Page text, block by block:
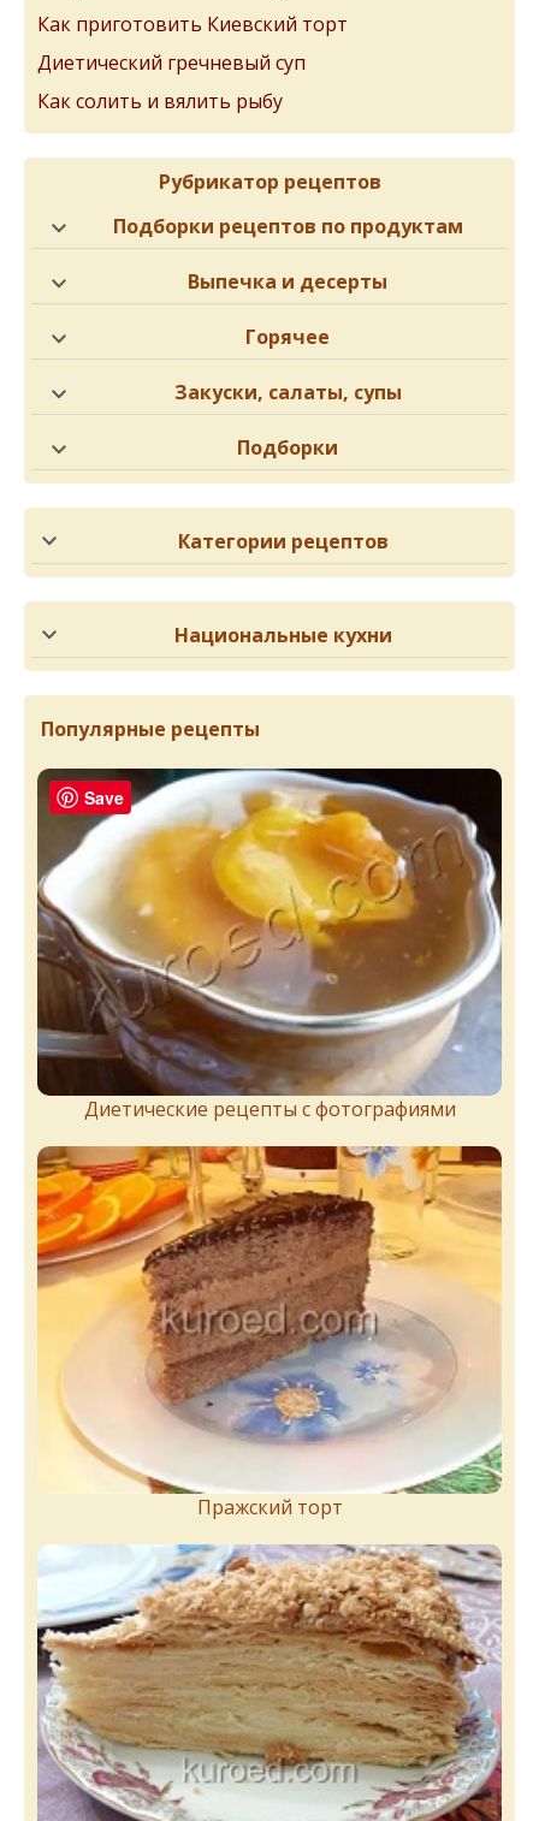
Как приготовить Киевский торт
Диетический гречневый суп
Как солить и вялить рыбу
Рубрикатор рецептов
Подборки рецептов по продуктам
Выпечка и десерты
Горячее
Закуски, салаты, супы
Подборки
Категории рецептов
Национальные кухни
Популярные рецепты
Диетические рецепты с фотографиями
Пражский торт
Save